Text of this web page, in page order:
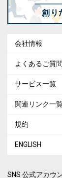
会社情報
よくあるご質
サービス一覧
関連リンク一
規約
ENGLISH
SNS 公式アカウ